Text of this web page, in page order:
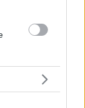
Ντούσκο
όταν